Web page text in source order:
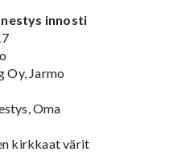
innosti
Oy, Jarmo
Oma
kirkkaat värit